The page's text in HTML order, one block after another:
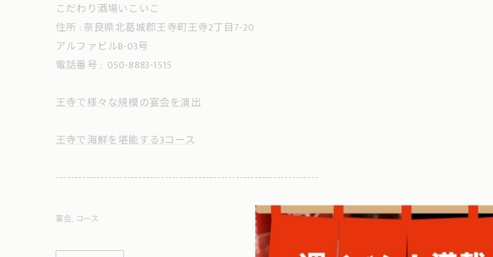
こだわり酒場いこいこ
住所 : 奈良県北葛城郡王寺町王寺2丁目7-20
アルファビルB-03号
電話番号 : 050-8883-1515
王寺で様々な規模の宴会を演出
王寺で海鮮を堪能する3コース
----------------------------------------------------------------------
宴会 コース